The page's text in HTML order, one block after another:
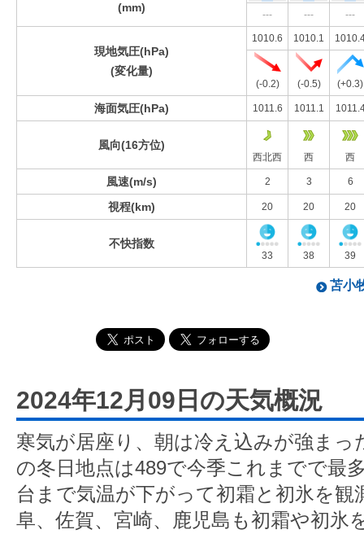
(mm)
--- --- ---
現地気圧(hPa)
(変化量)
1010.6 1010.1
(-0.2) (-0.5) (+0.3)
海面気圧(hPa) 1011.6 1011.1
風向(16方位)
西北西 西 西
風速(m/s) 2 3 6
視程(km) 20 20 20
不快指数
33 38 39
苫小
2024年12月09日の天気概況
寒気が居座り、朝は冷え込みが強まっ
の冬日地点は489で今季これまでで最
台まで気温が下がって初霜と初氷を観
阜、佐賀、宮崎、鹿児島も初霜や初氷